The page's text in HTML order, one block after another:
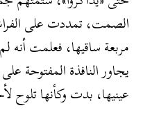
الصمت، تمددت على
مربعة ساقيها، فعلمت أنه
يجاور النافذة المفتوحة
عينيها، بدت وكأنها تلوح